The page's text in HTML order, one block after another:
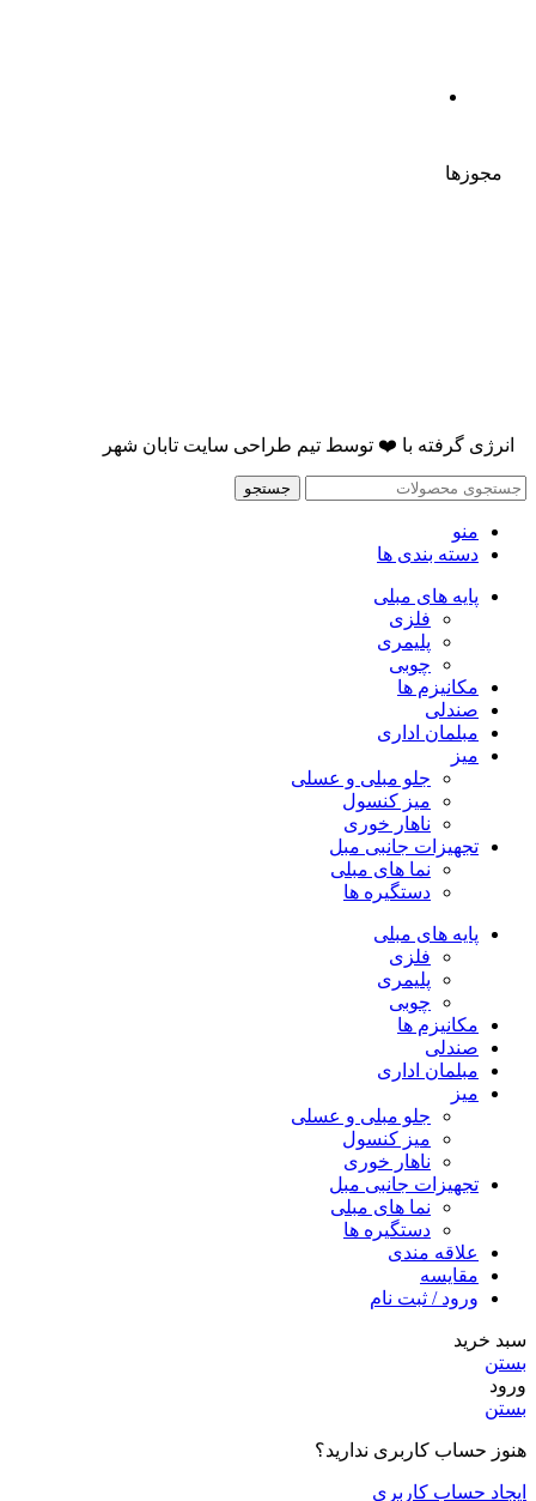
مجوزها
انرژی گرفته با ❤️ توسط تیم طراحی سایت تابان شهر
جستجو
منو
دسته بندی ها
پایه های مبلی
فلزی
پلیمری
چوبی
مکانیزم ها
صندلی
مبلمان اداری
میز
جلو مبلی و عسلی
میز کنسول
ناهار خوری
تجهیزات جانبی مبل
نما های مبلی
دستگیره ها
پایه های مبلی
فلزی
پلیمری
چوبی
مکانیزم ها
صندلی
مبلمان اداری
میز
جلو مبلی و عسلی
میز کنسول
ناهار خوری
تجهیزات جانبی مبل
نما های مبلی
دستگیره ها
علاقه مندی
مقایسه
ورود / ثبت نام
سبد خرید
بستن
ورود
بستن
هنوز حساب کاربری ندارید؟
ایجاد حساب کاربری